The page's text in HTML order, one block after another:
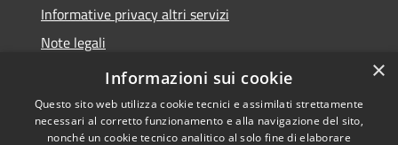
Informative privacy altri servizi
Note legali
Dichiarazione di accessibilità
×
Informazioni sui cookie
Questo sito web utilizza cookie tecnici e assimilati strettamente
necessari al corretto funzionamento e alla navigazione del sito,
nonché un cookie tecnico analitico al solo fine di elaborare